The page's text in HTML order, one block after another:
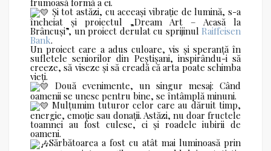
frumoasă formă a ei.
Și tot astăzi, cu aceeași vibrație de lumină, s-a
încheiat și proiectul „Dream Art – Acasă la
Brâncuși”, un proiect derulat cu sprijinul Raiffeisen
Bank.
Un proiect care a adus culoare, vis și speranță în
sufletele seniorilor din Peștișani, inspirându-i să
creeze, să viseze și să creadă că arta poate schimba
vieți.
Două evenimente, un singur mesaj: Când
oamenii se unesc pentru bine, se întâmplă minuni.
Mulțumim tuturor celor care au dăruit timp,
energie, emoție sau donații. Astăzi, nu doar fructele
toamnei au fost culese, ci și roadele iubirii de
oameni.
Sărbătoarea a fost cu atât mai luminoasă prin